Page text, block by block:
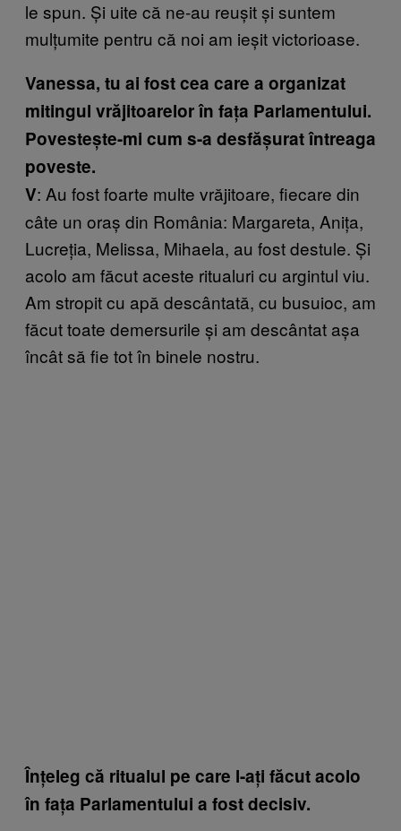
le spun. Și uite că ne-au reușit și suntem
mulțumite pentru că noi am ieșit victorioase.
Vanessa, tu ai fost cea care a organizat
mitingul vrăjitoarelor în fața Parlamentului.
Povestește-mi cum s-a desfășurat întreaga
poveste.
V: Au fost foarte multe vrăjitoare, fiecare din
câte un oraș din România: Margareta, Anița,
Lucreția, Melissa, Mihaela, au fost destule. Și
acolo am făcut aceste ritualuri cu argintul viu.
Am stropit cu apă descântată, cu busuioc, am
făcut toate demersurile și am descântat așa
încât să fie tot în binele nostru.
Înțeleg că ritualul pe care l-ați făcut acolo
în fața Parlamentului a fost decisiv.